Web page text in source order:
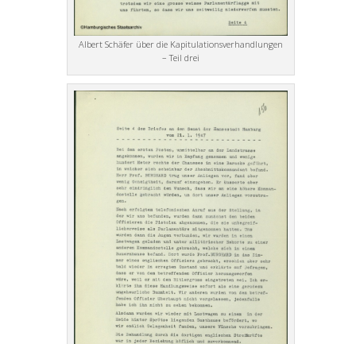
Albert Schäfer über die Kapitulationsverhandlungen
– Teil drei